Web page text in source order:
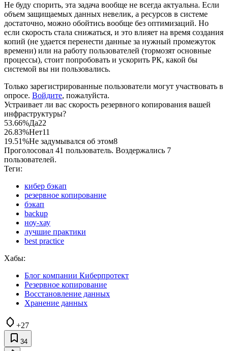
Не буду спорить, эта задача вообще не всегда актуальна. Если
объем защищаемых данных невелик, а ресурсов в системе
достаточно, можно обойтись вообще без оптимизаций. Но
если скорость стала снижаться, и это влияет на время создания
копий (не удается перенести данные за нужный промежуток
времени) или на работу пользователей (тормозят основные
процессы), стоит попробовать и ускорить РК, какой бы
системой вы ни пользовались.
Только зарегистрированные пользователи могут участвовать в
опросе. Войдите, пожалуйста.
Устраивает ли вас скорость резервного копирования вашей
инфраструктуры?
53.66%Да22
26.83%Нет11
19.51%Не задумывался об этом8
Проголосовал 41 пользователь. Воздержались 7
пользователей.
Теги:
кибер бэкап
резервное копирование
бэкап
backup
ноу-хау
лучшие практики
best practice
Хабы:
Блог компании Киберпротект
Резервное копирование
Восстановление данных
Хранение данных
+27
34